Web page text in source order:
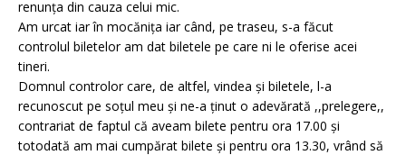
renunța din cauza celui mic.
Am urcat iar în mocănița iar când, pe traseu, s-a făcut
controlul biletelor am dat biletele pe care ni le oferise acei
tineri.
Domnul controlor care, de altfel, vindea și biletele, l-a
recunoscut pe soțul meu și ne-a ținut o adevărată ,,prelegere,,
contrariat de faptul că aveam bilete pentru ora 17.00 și
totodată am mai cumpărat bilete și pentru ora 13.30, vrând să